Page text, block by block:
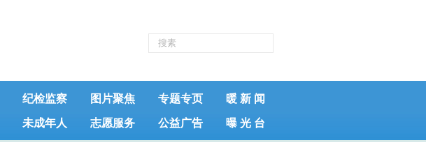
纪检监察 图片聚焦 专题专页 暖 新 闻
未成年人 志愿服务 公益广告 曝 光 台